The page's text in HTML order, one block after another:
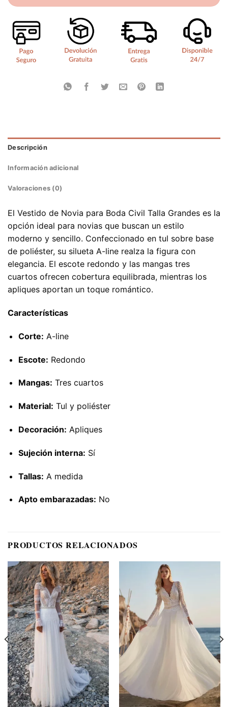
Descripción
Información adicional
Valoraciones (0)
El Vestido de Novia para Boda Civil Talla Grandes es la
opción ideal para novias que buscan un estilo
moderno y sencillo. Confeccionado en tul sobre base
de poliéster, su silueta A-line realza la figura con
elegancia. El escote redondo y las mangas tres
cuartos ofrecen cobertura equilibrada, mientras los
apliques aportan un toque romántico.
Características
Corte: A-line
Escote: Redondo
Mangas: Tres cuartos
Material: Tul y poliéster
Decoración: Apliques
Sujeción interna: Sí
Tallas: A medida
Apto embarazadas: No
PRODUCTOS RELACIONADOS